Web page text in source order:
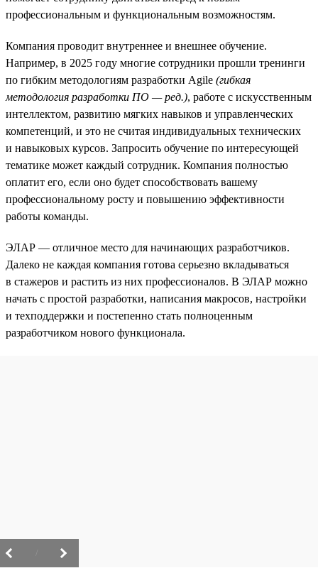
профессиональным и функциональным возможностям.
Компания проводит внутреннее и внешнее обучение.
Например, в 2025 году многие сотрудники прошли тренинги
по гибким методологиям разработки Agile (гибкая
методология разработки ПО — ред.), работе с искусственным
интеллектом, развитию мягких навыков и управленческих
компетенций, и это не считая индивидуальных технических
и навыковых курсов. Запросить обучение по интересующей
тематике может каждый сотрудник. Компания полностью
оплатит его, если оно будет способствовать вашему
профессиональному росту и повышению эффективности
работы команды.
ЭЛАР — отличное место для начинающих разработчиков.
Далеко не каждая компания готова серьезно вкладываться
в стажеров и растить из них профессионалов. В ЭЛАР можно
начать с простой разработки, написания макросов, настройки
и техподдержки и постепенно стать полноценным
разработчиком нового функционала.